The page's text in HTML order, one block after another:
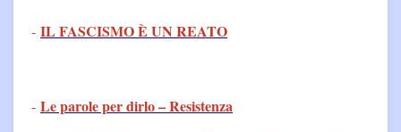
- IL FASCISMO È UN REATO
- Le parole per dirlo – Resistenza